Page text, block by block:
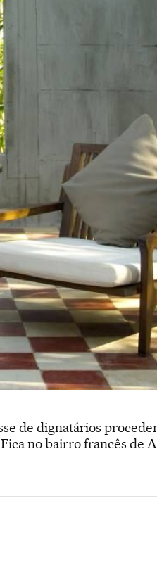
de dignatários
no bairro francês de